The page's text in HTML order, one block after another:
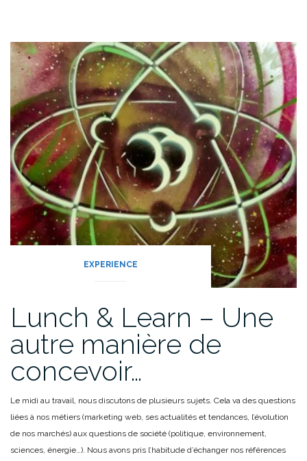
EXPERIENCE
Lunch & Learn – Une
autre manière de
concevoir…
Le midi au travail, nous discutons de plusieurs sujets. Cela va des questions
liées à nos métiers (marketing web, ses actualités et tendances, l’évolution
de nos marchés) aux questions de société (politique, environnement,
sciences, énergie…). Nous avons pris l’habitude d’échanger nos références